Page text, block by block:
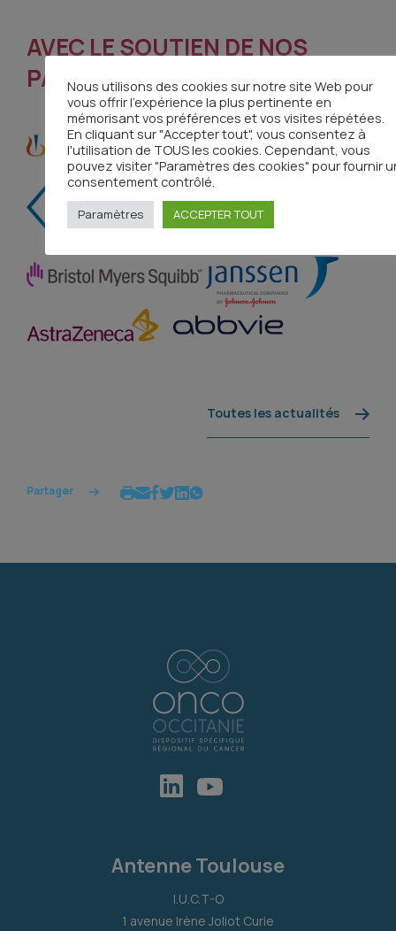
AVEC LE SOUTIEN DE NOS
PARTENAIRES
Toutes les actualités
Partager
Antenne Toulouse
I.U.C.T-O
1 avenue Irène Joliot Curie
Nous utilisons des cookies sur notre site Web pour
vous offrir l'expérience la plus pertinente en
mémorisant vos préférences et vos visites répétées.
En cliquant sur "Accepter tout", vous consentez à
l'utilisation de TOUS les cookies. Cependant, vous
pouvez visiter "Paramètres des cookies" pour fournir
consentement contrôlé.
Paramètres ACCEPTER TOUT